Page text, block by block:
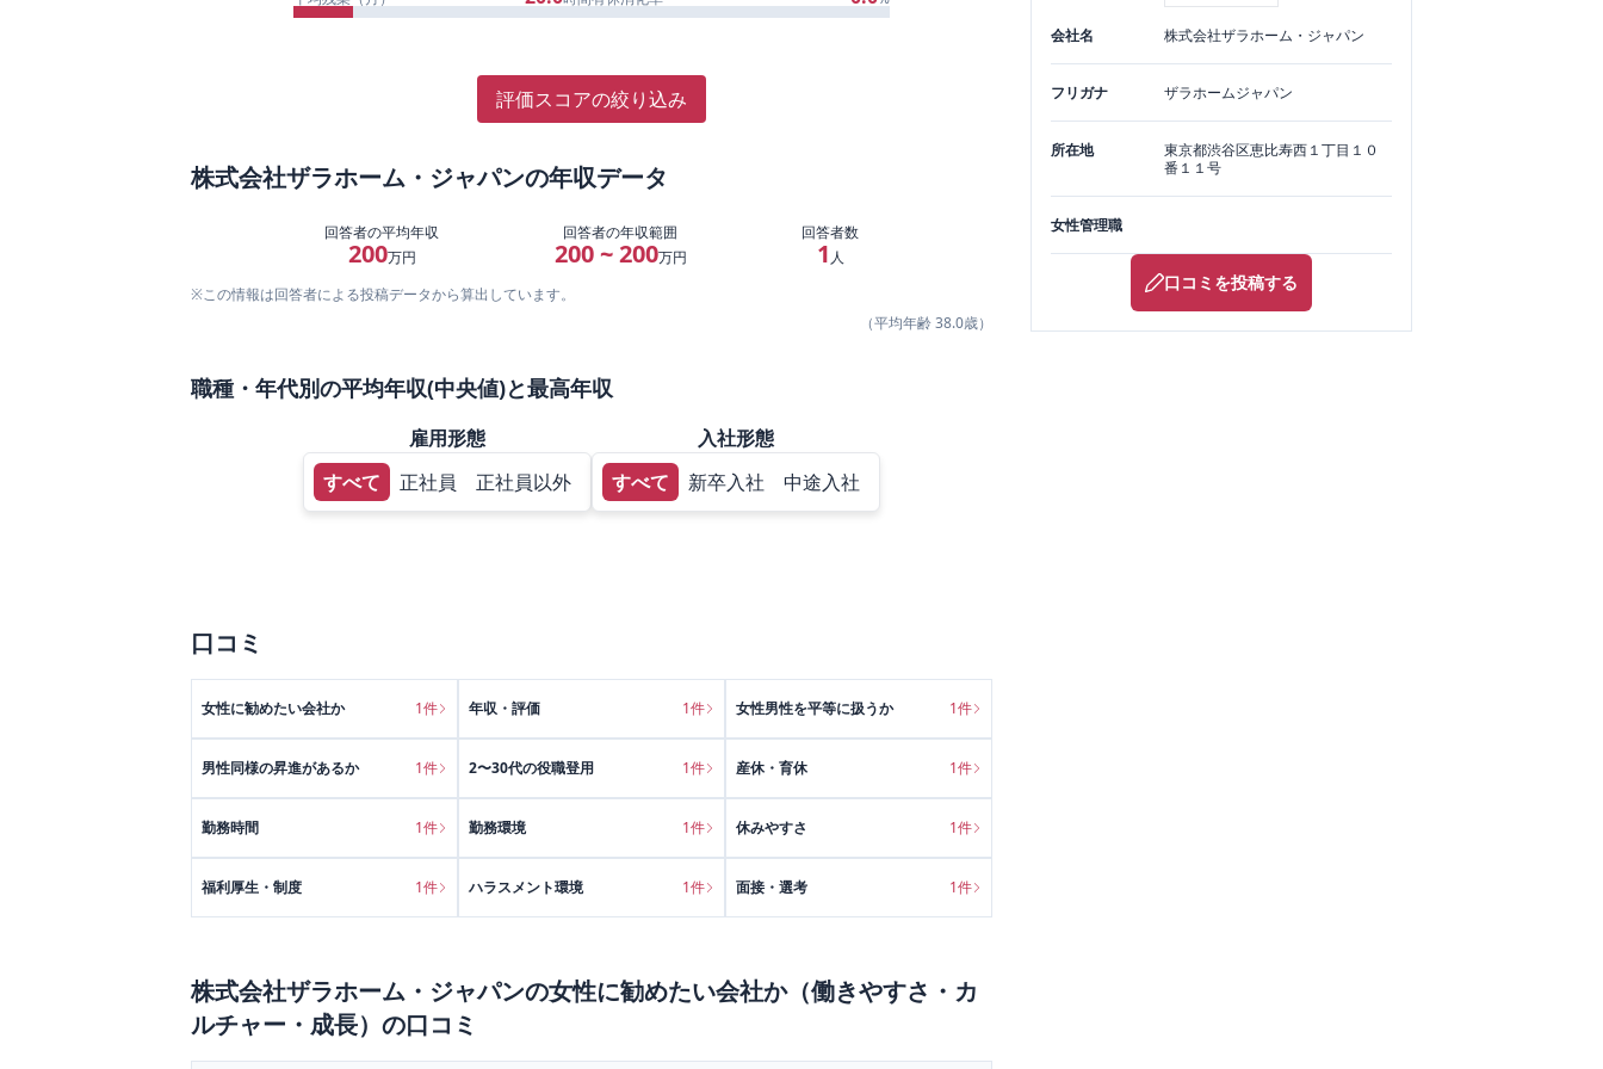
評価スコアの絞り込み
株式会社ザラホーム・ジャパンの年収データ
回答者の平均年収
200万円
回答者の年収範囲
200 ~ 200万円
回答者数
1 人
※この情報は回答者による投稿データから算出しています。
（平均年齢38.0歳）
職種・年代別の平均年収(中央値)と最高年収
雇用形態
すべて
正社員 正社員以外
入社形態
すべて
新卒入社 中途入社
口コミ
女性に勧めたい会社か 1件 年収・評価 1件 女性男性を平等に扱うか 1件
男性同様の昇進があるか 1件 2〜30代の役職登用 1件 産休・育休 1件
勤務時間 1件 勤務環境 1件 休みやすさ 1件
福利厚生・制度 1件 ハラスメント環境 1件 面接・選考 1件
株式会社ザラホーム・ジャパンの女性に勧めたい会社か（働きやすさ・カ
ルチャー・成長） の口コミ
会社名 株式会社ザラホーム・ジャパン
フリガナ ザラホームジャパン
所在地 東京都渋谷区恵比寿西１丁目１０
番１１号
女性管理職
口コミを投稿する